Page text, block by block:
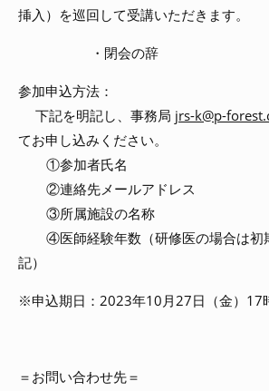
挿入）を巡回して受講いただきます。
・閉会の辞
参加申込方法：
下記を明記し、事務局 jrs-k@p-
てお申し込みください。
①参加者氏名
②連絡先メールアドレス
③所属施設の名称
④医師経験年数（研修医の場合は初
記）
※申込期日： 2023年10月27日（金） 17
＝お問い合わせ先＝